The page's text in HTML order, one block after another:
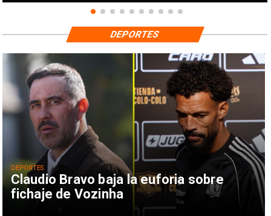
Claudio Bravo baja la euforia sobre
fichaje de Vozinha
DEPORTES
DEPORTES